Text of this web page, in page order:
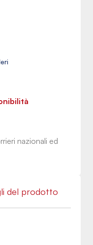
nazionali ed
del prodotto